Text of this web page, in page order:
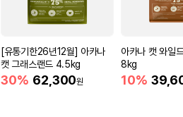
[유통기한26년12월] 아카나
캣 그래스랜드 4.5kg
30% 62,300원
아카나 캣 와일
8kg
10%